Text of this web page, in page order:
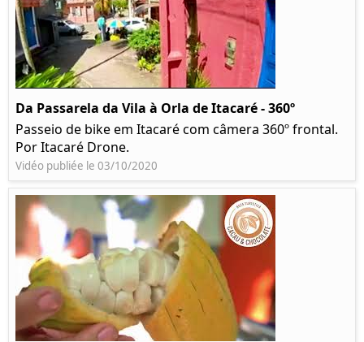
Da Passarela da Vila à Orla de Itacaré - 360º
Passeio de bike em Itacaré com câmera 360º frontal.
Por Itacaré Drone.
Vidéo publiée le 03/10/2020